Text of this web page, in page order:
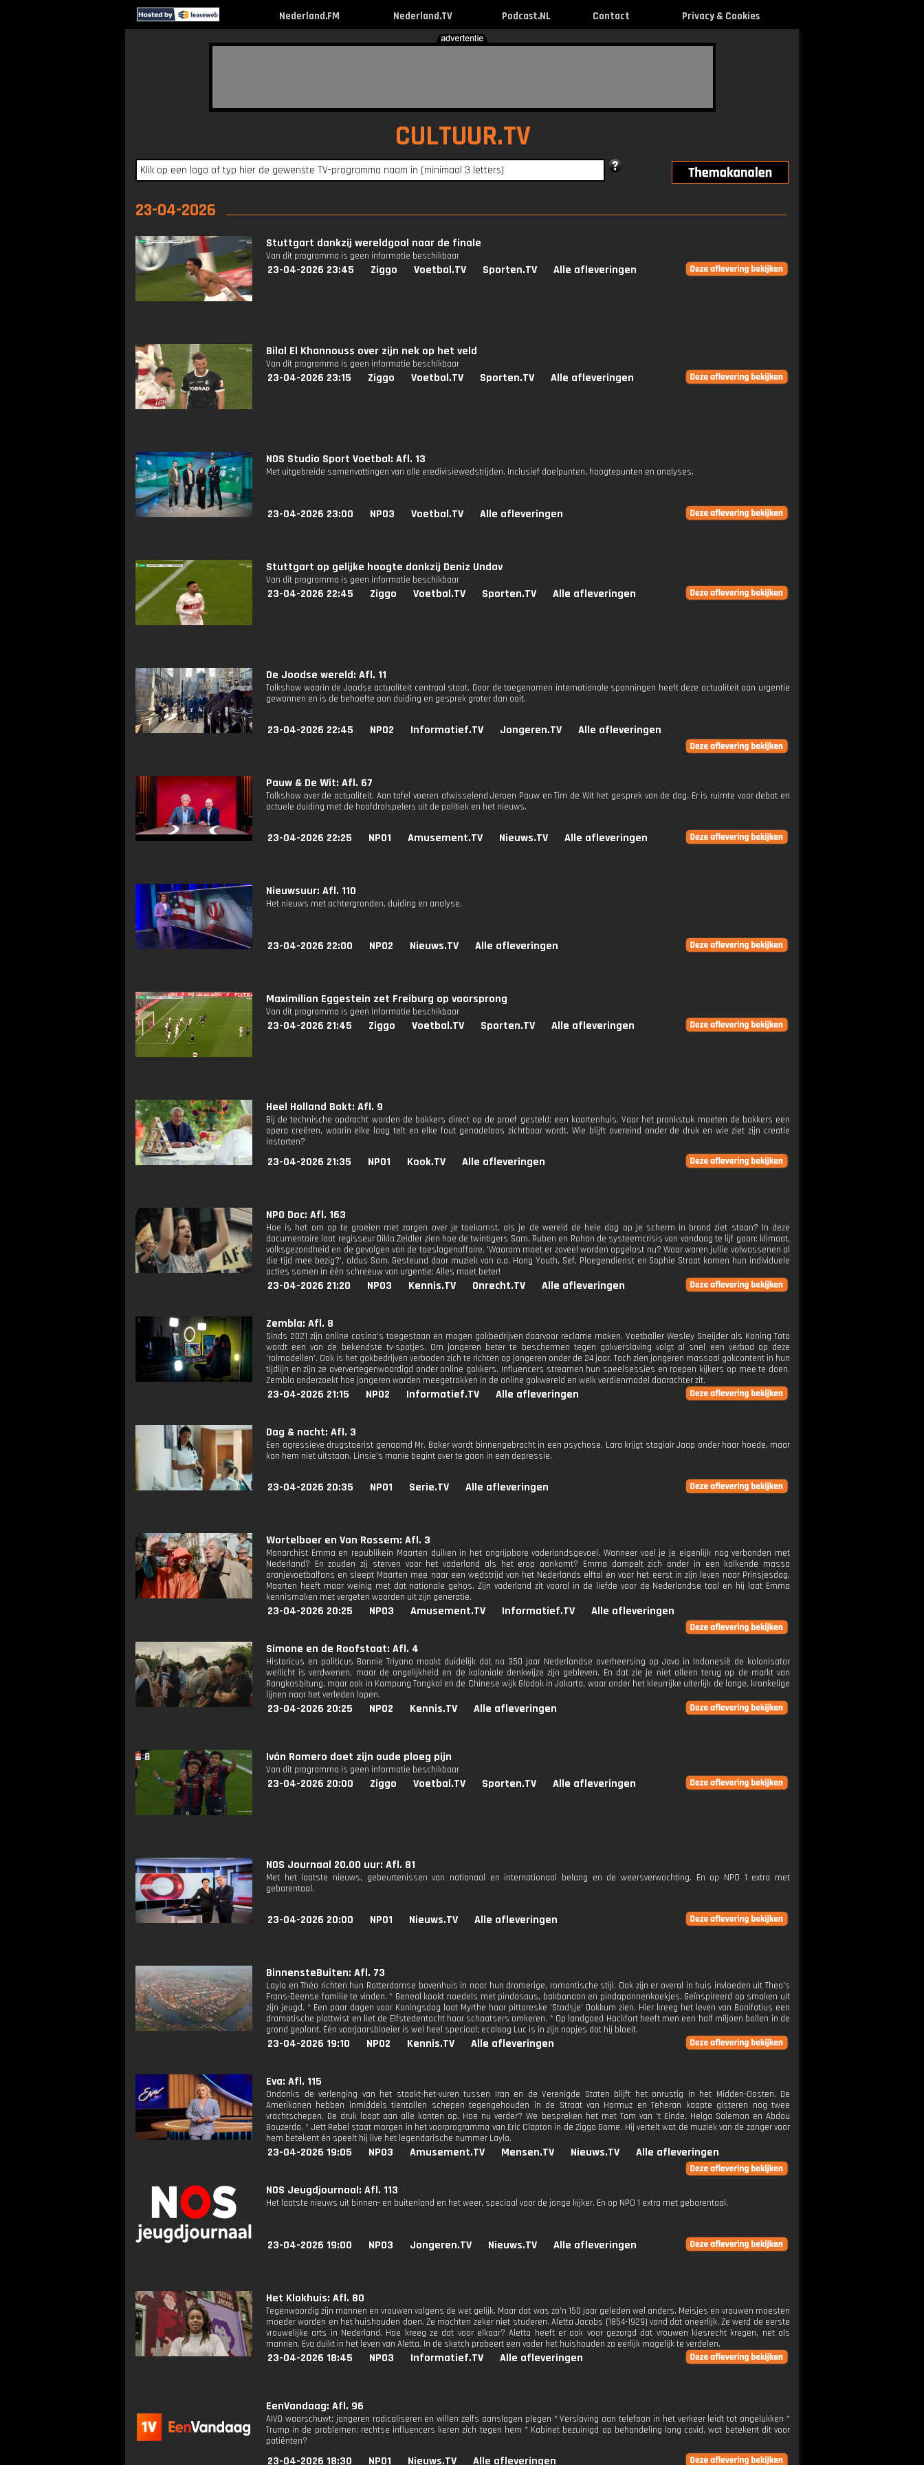
Nederland.FM Nederland.TV Podcast.NL Contact Privacy & Cookies
CULTUUR.TV
23-04-2026
Stuttgart dankzij wereldgoal naar de finale
Van dit programma is geen informatie beschikbaar
23-04-2026 23:45 Ziggo Voetbal.TV Sporten.TV Alle afleveringen
Bilal El Khannouss over zijn nek op het veld
Van dit programma is geen informatie beschikbaar
23-04-2026 23:15 Ziggo Voetbal.TV Sporten.TV Alle afleveringen
NOS Studio Sport Voetbal: Afl. 13
Met uitgebreide samenvattingen van alle eredivisiewedstrijden. Inclusief doelpunten, hoogtepunten en analyses.
23-04-2026 23:00 NPO3 Voetbal.TV Alle afleveringen
Stuttgart op gelijke hoogte dankzij Deniz Undav
Van dit programma is geen informatie beschikbaar
23-04-2026 22:45 Ziggo Voetbal.TV Sporten.TV Alle afleveringen
De Joodse wereld: Afl. 11
Talkshow waarin de Joodse actualiteit centraal staat. Door de toegenomen internationale spanningen heeft deze actualiteit aan urgentie
gewonnen en is de behoefte aan duiding en gesprek groter dan ooit.
23-04-2026 22:45 NPO2 Informatief.TV Jongeren.TV Alle afleveringen
Pauw & De Wit: Afl. 67
Talkshow over de actualiteit. Aan tafel voeren afwisselend Jeroen Pauw en Tim de Wit het gesprek van de dag. Er is ruimte voor debat en
actuele duiding met de hoofdrolspelers uit de politiek en het nieuws.
23-04-2026 22:25 NPO1 Amusement.TV Nieuws.TV Alle afleveringen
Nieuwsuur: Afl. 110
Het nieuws met achtergronden, duiding en analyse.
23-04-2026 22:00 NPO2 Nieuws.TV Alle afleveringen
Maximilian Eggestein zet Freiburg op voorsprong
Van dit programma is geen informatie beschikbaar
23-04-2026 21:45 Ziggo Voetbal.TV Sporten.TV Alle afleveringen
Heel Holland Bakt: Afl. 9
Bij de technische opdracht worden de bakkers direct op de proef gesteld: een kaartenhuis. Voor het pronkstuk moeten de bakkers een
opera creëren, waarin elke laag telt en elke fout genadeloos zichtbaar wordt. Wie blijft overeind onder de druk en wie ziet zijn creatie
instorten?
23-04-2026 21:35 NPO1 Kook.TV Alle afleveringen
NPO Doc: Afl. 163
Hoe is het om op te groeien met zorgen over je toekomst, als je de wereld de hele dag op je scherm in brand ziet staan? In deze
documentaire laat regisseur Dikla Zeidler zien hoe de twintigers Sam, Ruben en Rohan de systeemcrisis van vandaag te lijf gaan: klimaat,
volksgezondheid en de gevolgen van de toeslagenaffaire. 'Waarom moet er zoveel worden opgelost nu? Waar waren jullie volwassenen al
die tijd mee bezig?', aldus Sam. Gesteund door muziek van o.a. Hang Youth, Sef, Ploegendienst en Sophie Straat komen hun individuele
acties samen in één schreeuw van urgentie: Alles moet beter!
23-04-2026 21:20 NPO3 Kennis.TV Onrecht.TV Alle afleveringen
Zembla: Afl. 8
Sinds 2021 zijn online casino's toegestaan en mogen gokbedrijven daarvoor reclame maken. Voetballer Wesley Sneijder als Koning Toto
wordt een van de bekendste tv-spotjes. Om jongeren beter te beschermen tegen gokverslaving volgt al snel een verbod op deze
'rolmodellen'. Ook is het gokbedrijven verboden zich te richten op jongeren onder de 24 jaar. Toch zien jongeren massaal gokcontent in hun
tijdlijn en zijn ze oververtegenwoordigd onder online gokkers. Influencers streamen hun speelsessies en roepen kijkers op mee te doen.
Zembla onderzoekt hoe jongeren worden meegetrokken in de online gokwereld en welk verdienmodel daarachter zit.
23-04-2026 21:15 NPO2 Informatief.TV Alle afleveringen
Dag & nacht: Afl. 3
Een agressieve drugstoerist genaamd Mr. Baker wordt binnengebracht in een psychose. Lara krijgt stagiair Jaap onder haar hoede, maar
kan hem niet uitstaan. Linsie's manie begint over te gaan in een depressie.
23-04-2026 20:35 NPO1 Serie.TV Alle afleveringen
Wortelboer en Van Rossem: Afl. 3
Monarchist Emma en republikein Maarten duiken in het ongrijpbare vaderlandsgevoel. Wanneer voel je je eigenlijk nog verbonden met
Nederland? En zouden zij sterven voor het vaderland als het erop aankomt? Emma dompelt zich onder in een kolkende massa
oranjevoetbalfans en sleept Maarten mee naar een wedstrijd van het Nederlands elftal én voor het eerst in zijn leven naar Prinsjesdag.
Maarten heeft maar weinig met dat nationale gehos. Zijn vaderland zit vooral in de liefde voor de Nederlandse taal en hij laat Emma
kennismaken met vergeten woorden uit zijn generatie.
23-04-2026 20:25 NPO3 Amusement.TV Informatief.TV Alle afleveringen
Simone en de Roofstaat: Afl. 4
Historicus en politicus Bonnie Triyana maakt duidelijk dat na 350 jaar Nederlandse overheersing op Java in Indonesië de kolonisator
wellicht is verdwenen, maar de ongelijkheid en de koloniale denkwijze zijn gebleven. En dat zie je niet alleen terug op de markt van
Rangkasbitung, maar ook in Kampung Tongkol en de Chinese wijk Glodok in Jakarta, waar onder het kleurrijke uiterlijk de lange, kronkelige
lijnen naar het verleden lopen.
23-04-2026 20:25 NPO2 Kennis.TV Alle afleveringen
Iván Romero doet zijn oude ploeg pijn
Van dit programma is geen informatie beschikbaar
23-04-2026 20:00 Ziggo Voetbal.TV Sporten.TV Alle afleveringen
NOS Journaal 20.00 uur: Afl. 81
Met het laatste nieuws, gebeurtenissen van nationaal en internationaal belang en de weersverwachting. En op NPO 1 extra met
gebarentaal.
23-04-2026 20:00 NPO1 Nieuws.TV Alle afleveringen
BinnensteBuiten: Afl. 73
Layla en Théo richten hun Rotterdamse bovenhuis in naar hun dromerige, romantische stijl. Ook zijn er overal in huis invloeden uit Theo's
Frans-Deense familie te vinden. * Geneal kookt noedels met pindasaus, bakbanaan en pindapannenkoekjes. Geïnspireerd op smaken uit
zijn jeugd. * Een paar dagen voor Koningsdag laat Myrthe haar pittoreske 'Stadsje' Dokkum zien. Hier kreeg het leven van Bonifatius een
dramatische plottwist en liet de Elfstedentocht haar schaatsers omkeren. * Op landgoed Hackfort heeft men een half miljoen bollen in de
grond geplant. Één voorjaarsbloeier is wel heel speciaal; ecoloog Luc is in zijn nopjes dat hij bloeit.
23-04-2026 19:10 NPO2 Kennis.TV Alle afleveringen
Eva: Afl. 115
Ondanks de verlenging van het staakt-het-vuren tussen Iran en de Verenigde Staten blijft het onrustig in het Midden-Oosten. De
Amerikanen hebben inmiddels tientallen schepen tegengehouden in de Straat van Hormuz en Teheran kaapte gisteren nog twee
vrachtschepen. De druk loopt aan alle kanten op. Hoe nu verder? We bespreken het met Tom van 't Einde, Helga Salemon en Abdou
Bouzerda. * Jett Rebel staat morgen in het voorprogramma van Eric Clapton in de Ziggo Dome. Hij vertelt wat de muziek van de zanger voor
hem betekent én speelt hij live het legendarische nummer Layla.
23-04-2026 19:05 NPO3 Amusement.TV Mensen.TV Nieuws.TV Alle afleveringen
NOS Jeugdjournaal: Afl. 113
Het laatste nieuws uit binnen- en buitenland en het weer, speciaal voor de jonge kijker. En op NPO 1 extra met gebarentaal.
23-04-2026 19:00 NPO3 Jongeren.TV Nieuws.TV Alle afleveringen
Het Klokhuis: Afl. 80
Tegenwoordig zijn mannen en vrouwen volgens de wet gelijk. Maar dat was zo'n 150 jaar geleden wel anders. Meisjes en vrouwen moesten
moeder worden en het huishouden doen. Ze mochten zeker niet studeren. Aletta Jacobs (1854-1929) vond dat oneerlijk. Ze werd de eerste
vrouwelijke arts in Nederland. Hoe kreeg ze dat voor elkaar? Aletta heeft er ook voor gezorgd dat vrouwen kiesrecht kregen, net als
mannen. Eva duikt in het leven van Aletta. In de sketch probeert een vader het huishouden zo eerlijk mogelijk te verdelen.
23-04-2026 18:45 NPO3 Informatief.TV Alle afleveringen
EenVandaag: Afl. 96
AIVD waarschuwt: jongeren radicaliseren en willen zelfs aanslagen plegen * Verslaving aan telefoon in het verkeer leidt tot ongelukken *
Trump in de problemen: rechtse influencers keren zich tegen hem * Kabinet bezuinigd op behandeling long covid, wat betekent dit voor
patiënten?
23-04-2026 18:30 NPO1 Nieuws.TV Alle afleveringen